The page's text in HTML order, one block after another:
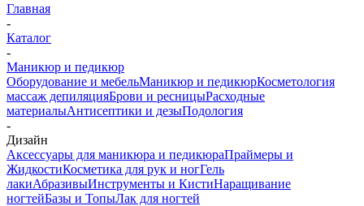
Главная
-
Каталог
-
Маникюр и педикюр
Оборудование и мебельМаникюр и педикюрКосметология
массаж депиляцияБрови и ресницыРасходные
материалыАнтисептики и дезыПодология
-
Дизайн
Аксессуары для маникюра и педикюраПраймеры и
ЖидкостиКосметика для рук и ногГель
лакиАбразивыИнструменты и КистиНаращивание
ногтейБазы и ТопыЛак для ногтей